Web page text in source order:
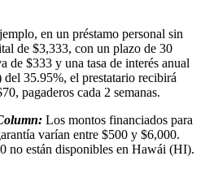
en un préstamo personal sin
de $3,333, con un plazo de 30
de $333 y una tasa de interés anual
35.95%, el prestatario recibirá
pagaderos cada 2 semanas.
Los montos financiados para
varían entre $500 y $6,000.
no están disponibles en Hawái (HI).